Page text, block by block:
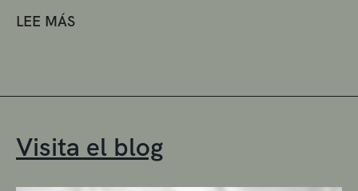
LEE MÁS
Visita el blog